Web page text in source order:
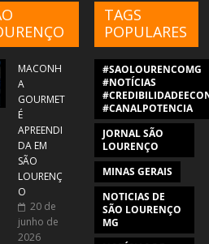
MACONH
A
GOURMET
É
APREENDI
DA EM
SÃO
LOURENÇ
O
20 de
junho de
2026
TAGS
POPULARES
#SAOLOURENCOMG
#NOTÍCIAS
#CANALPOTENCIA
JORNAL SÃO
LOURENÇO
MINAS GERAIS
NOTICIAS DE
SÃO LOURENÇO
MG